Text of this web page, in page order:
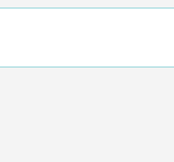
vos émotions plutôt qu'à décrire le film.
de l'intrigue !